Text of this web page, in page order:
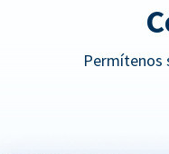
Permítenos